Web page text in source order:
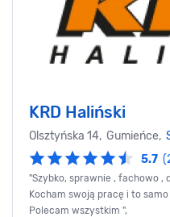
KRD Haliński
Olsztyńska 14, Gumieńce,
5.7
"Szybko, sprawnie , fachowo ,
Kocham swoją pracę i to
Polecam wszystkim ",